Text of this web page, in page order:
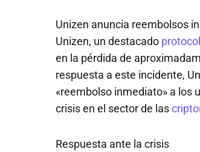
Unizen anuncia reembolsos
Unizen, un destacado
en la pérdida de
respuesta a este incidente,
«reembolso inmediato» a los
crisis en el sector de las
Respuesta ante la crisis